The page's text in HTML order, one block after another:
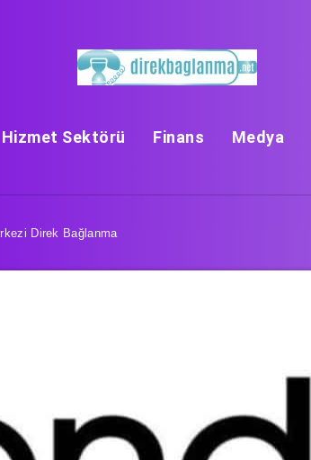
Hizmet Sektörü Finans Medya
Direk Bağlanma